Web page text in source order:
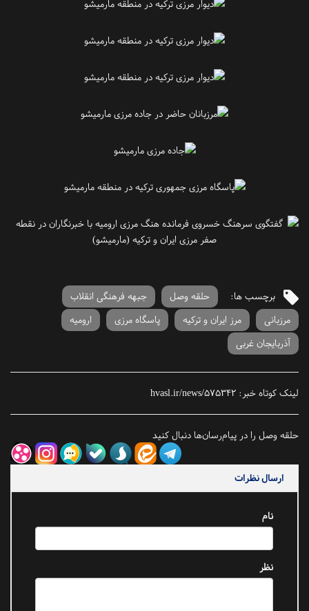
برچسب ها: حلقه وصل
جبهه فرهنگی انقلاب
مرزبانی
مرز ایران و ترکیه پاسگاه مرزی
ارومیه
آذربایجان غربی
لینک کوتاه خبر: hvasl.ir/news/575342
حلقه وصل را در پیام‌رسان‌ها دنبال کنید
ارسال نظرات
نام
نظر